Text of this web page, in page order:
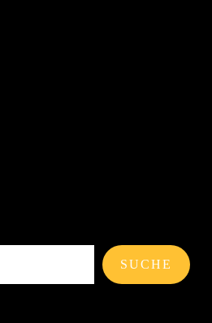
SUCHE